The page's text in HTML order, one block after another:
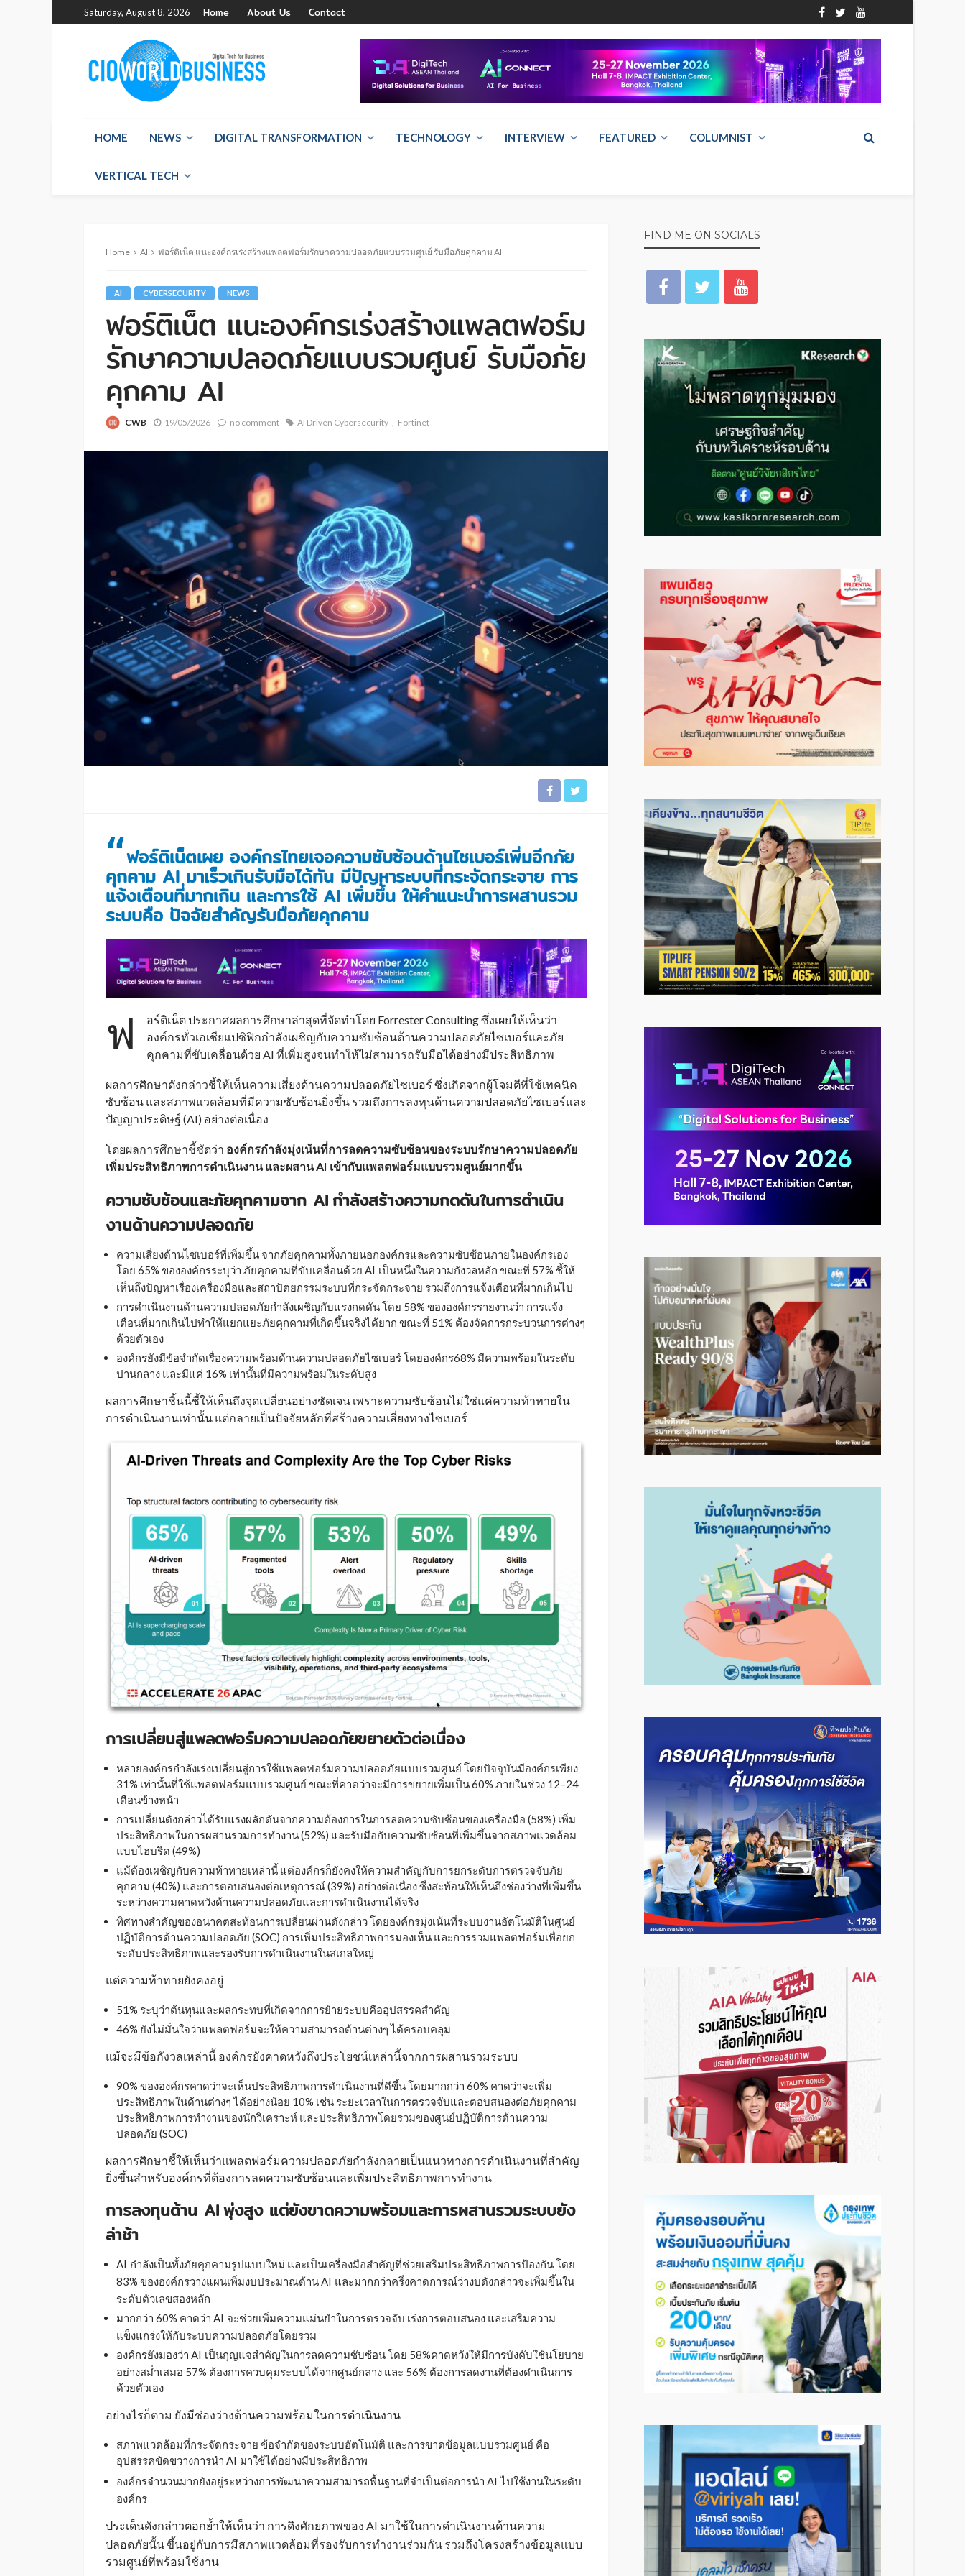
Saturday, August 8, 2026 Home About Us Contact
HOME NEWS DIGITAL TRANSFORMATION TECHNOLOGY INTERVIEW FEATURED COLUMNIST
VERTICAL TECH
Home AI ฟอร์ติเน็ต แนะองค์กรเร่งสร้างแพลตฟอร์มรักษาความปลอดภัยแบบรวมศูนย์ รับมือภัยคุกคาม AI
AI CYBERSECURITY NEWS
ฟอร์ติเน็ต แนะองค์กรเร่งสร้างแพลตฟอร์ม
รักษาความปลอดภัยแบบรวมศูนย์ รับมือภัย
คุกคาม AI
CWB 19/05/2026 no comment AI Driven Cybersecurity Fortinet
“ฟอร์ติเน็ตเผย องค์กรไทยเจอความซับซ้อนด้านไซเบอร์เพิ่มอีกภัย
คุกคาม AI มาเร็วเกินรับมือได้ทัน มีปัญหาระบบที่กระจัดกระจาย การ
แจ้งเตือนที่มากเกิน และการใช้ AI เพิ่มขึ้น ให้คำแนะนำการผสานรวม
ระบบคือ ปัจจัยสำคัญรับมือภัยคุกคาม
ฟ
อร์ติเน็ต ประกาศผลการศึกษาล่าสุดที่จัดทำโดย Forrester Consulting ซึ่งเผยให้เห็นว่า
องค์กรทั่วเอเชียแปซิฟิกกำลังเผชิญกับความซับซ้อนด้านความปลอดภัยไซเบอร์และภัย
คุกคามที่ขับเคลื่อนด้วย AI ที่เพิ่มสูงจนทำให้ไม่สามารถรับมือได้อย่างมีประสิทธิภาพ
ผลการศึกษาดังกล่าวชี้ให้เห็นความเสี่ยงด้านความปลอดภัยไซเบอร์ ซึ่งเกิดจากผู้โจมตีที่ใช้เทคนิค
ซับซ้อน และสภาพแวดล้อมที่มีความซับซ้อนยิ่งขึ้น รวมถึงการลงทุนด้านความปลอดภัยไซเบอร์และ
ปัญญาประดิษฐ์ (AI) อย่างต่อเนื่อง
โดยผลการศึกษาชี้ชัดว่า องค์กรกำลังมุ่งเน้นที่การลดความซับซ้อนของระบบรักษาความปลอดภัย
เพิ่มประสิทธิภาพการดำเนินงาน และผสาน AI เข้ากับแพลตฟอร์มแบบรวมศูนย์มากขึ้น
ความซับซ้อนและภัยคุกคามจาก AI กำลังสร้างความกดดันในการดำเนิน
งานด้านความปลอดภัย
ความเสี่ยงด้านไซเบอร์ที่เพิ่มขึ้น จากภัยคุกคามทั้งภายนอกองค์กรและความซับซ้อนภายในองค์กรเอง
โดย 65% ขององค์กรระบุว่า ภัยคุกคามที่ขับเคลื่อนด้วย AI เป็นหนึ่งในความกังวลหลัก ขณะที่ 57% ชี้ให้
เห็นถึงปัญหาเรื่องเครื่องมือและสถาปัตยกรรมระบบที่กระจัดกระจาย รวมถึงการแจ้งเตือนที่มากเกินไป
การดำเนินงานด้านความปลอดภัยกำลังเผชิญกับแรงกดดัน โดย 58% ขององค์กรรายงานว่า การแจ้ง
เตือนที่มากเกินไปทำให้แยกแยะภัยคุกคามที่เกิดขึ้นจริงได้ยาก ขณะที่ 51% ต้องจัดการกระบวนการต่างๆ
ด้วยตัวเอง
องค์กรยังมีข้อจำกัดเรื่องความพร้อมด้านความปลอดภัยไซเบอร์ โดยองค์กร68% มีความพร้อมในระดับ
ปานกลาง และมีแค่ 16% เท่านั้นที่มีความพร้อมในระดับสูง
ผลการศึกษาชิ้นนี้ชี้ให้เห็นถึงจุดเปลี่ยนอย่างชัดเจน เพราะความซับซ้อนไม่ใช่แค่ความท้าทายใน
การดำเนินงานเท่านั้น แต่กลายเป็นปัจจัยหลักที่สร้างความเสี่ยงทางไซเบอร์
การเปลี่ยนสู่แพลตฟอร์มความปลอดภัยขยายตัวต่อเนื่อง
หลายองค์กรกำลังเร่งเปลี่ยนสู่การใช้แพลตฟอร์มความปลอดภัยแบบรวมศูนย์ โดยปัจจุบันมีองค์กรเพียง
31% เท่านั้นที่ใช้แพลตฟอร์มแบบรวมศูนย์ ขณะที่คาดว่าจะมีการขยายเพิ่มเป็น 60% ภายในช่วง 12–24
เดือนข้างหน้า
การเปลี่ยนดังกล่าวได้รับแรงผลักดันจากความต้องการในการลดความซับซ้อนของเครื่องมือ (58%) เพิ่ม
ประสิทธิภาพในการผสานรวมการทำงาน (52%) และรับมือกับความซับซ้อนที่เพิ่มขึ้นจากสภาพแวดล้อม
แบบไฮบริด (49%)
แม้ต้องเผชิญกับความท้าทายเหล่านี้ แต่องค์กรก็ยังคงให้ความสำคัญกับการยกระดับการตรวจจับภัย
คุกคาม (40%) และการตอบสนองต่อเหตุการณ์ (39%) อย่างต่อเนื่อง ซึ่งสะท้อนให้เห็นถึงช่องว่างที่เพิ่มขึ้น
ระหว่างความคาดหวังด้านความปลอดภัยและการดำเนินงานได้จริง
ทิศทางสำคัญของอนาคตสะท้อนการเปลี่ยนผ่านดังกล่าว โดยองค์กรมุ่งเน้นที่ระบบงานอัตโนมัติในศูนย์
ปฏิบัติการด้านความปลอดภัย (SOC) การเพิ่มประสิทธิภาพการมองเห็น และการรวมแพลตฟอร์มเพื่อยก
ระดับประสิทธิภาพและรองรับการดำเนินงานในสเกลใหญ่
แต่ความท้าทายยังคงอยู่
51% ระบุว่าต้นทุนและผลกระทบที่เกิดจากการย้ายระบบคืออุปสรรคสำคัญ
46% ยังไม่มั่นใจว่าแพลตฟอร์มจะให้ความสามารถด้านต่างๆ ได้ครอบคลุม
แม้จะมีข้อกังวลเหล่านี้ องค์กรยังคาดหวังถึงประโยชน์เหล่านี้จากการผสานรวมระบบ
90% ขององค์กรคาดว่าจะเห็นประสิทธิภาพการดำเนินงานที่ดีขึ้น โดยมากกว่า 60% คาดว่าจะเพิ่ม
ประสิทธิภาพในด้านต่างๆ ได้อย่างน้อย 10% เช่น ระยะเวลาในการตรวจจับและตอบสนองต่อภัยคุกคาม
ประสิทธิภาพการทำงานของนักวิเคราะห์ และประสิทธิภาพโดยรวมของศูนย์ปฏิบัติการด้านความ
ปลอดภัย (SOC)
ผลการศึกษาชี้ให้เห็นว่าแพลตฟอร์มความปลอดภัยกำลังกลายเป็นแนวทางการดำเนินงานที่สำคัญ
ยิ่งขึ้นสำหรับองค์กรที่ต้องการลดความซับซ้อนและเพิ่มประสิทธิภาพการทำงาน
การลงทุนด้าน AIพุ่งสูง แต่ยังขาดความพร้อมและการผสานรวมระบบยัง
ล่าช้า
AI กำลังเป็นทั้งภัยคุกคามรูปแบบใหม่ และเป็นเครื่องมือสำคัญที่ช่วยเสริมประสิทธิภาพการป้องกัน โดย
83% ขององค์กรวางแผนเพิ่มงบประมาณด้าน AI และมากกว่าครึ่งคาดการณ์ว่างบดังกล่าวจะเพิ่มขึ้นใน
ระดับตัวเลขสองหลัก
มากกว่า 60% คาดว่า AI จะช่วยเพิ่มความแม่นยำในการตรวจจับ เร่งการตอบสนอง และเสริมความ
แข็งแกร่งให้กับระบบความปลอดภัยโดยรวม
องค์กรยังมองว่า AI เป็นกุญแจสำคัญในการลดความซับซ้อน โดย 58%คาดหวังให้มีการบังคับใช้นโยบาย
อย่างสม่ำเสมอ 57% ต้องการควบคุมระบบได้จากศูนย์กลาง และ 56% ต้องการลดงานที่ต้องดำเนินการ
ด้วยตัวเอง
อย่างไรก็ตาม ยังมีช่องว่างด้านความพร้อมในการดำเนินงาน
สภาพแวดล้อมที่กระจัดกระจาย ข้อจำกัดของระบบอัตโนมัติ และการขาดข้อมูลแบบรวมศูนย์ คือ
อุปสรรคขัดขวางการนำ AI มาใช้ได้อย่างมีประสิทธิภาพ
องค์กรจำนวนมากยังอยู่ระหว่างการพัฒนาความสามารถพื้นฐานที่จำเป็นต่อการนำ AI ไปใช้งานในระดับ
องค์กร
ประเด็นดังกล่าวตอกย้ำให้เห็นว่า การดึงศักยภาพของ AI มาใช้ในการดำเนินงานด้านความ
ปลอดภัยนั้น ขึ้นอยู่กับการมีสภาพแวดล้อมที่รองรับการทำงานร่วมกัน รวมถึงโครงสร้างข้อมูลแบบ
รวมศูนย์ที่พร้อมใช้งาน
FIND ME ON SOCIALS